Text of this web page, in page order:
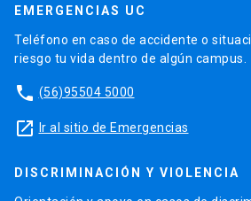
EMERGENCIAS UC
Teléfono en caso de accidente o
riesgo tu vida dentro de algún campus.
phone (56)95504 5000
launch Ir al sitio de Emergencias
DISCRIMINACIÓN Y VIOLENCIA